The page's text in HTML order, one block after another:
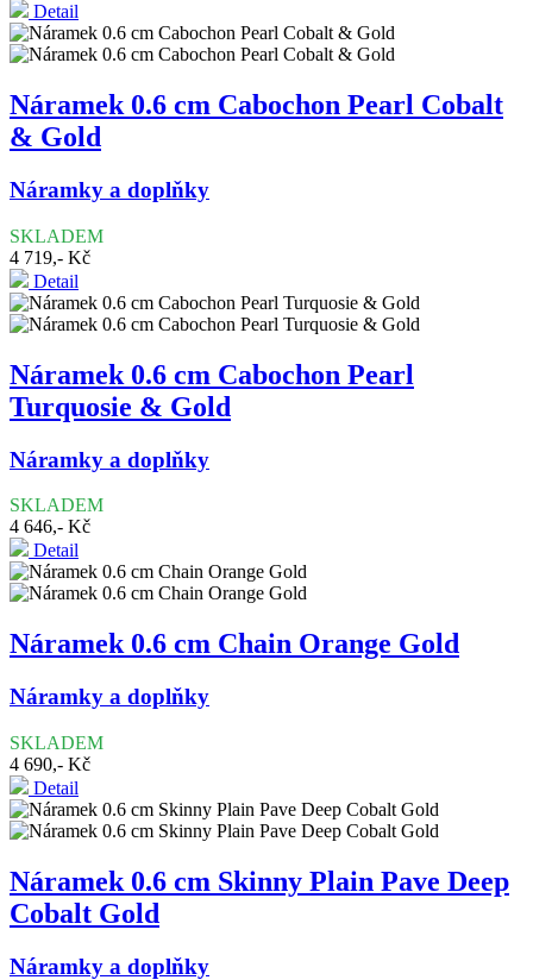
Detail
Náramek 0.6 cm Cabochon Pearl Cobalt
& Gold
Náramky a doplňky
SKLADEM
4 719,- Kč
Detail
Náramek 0.6 cm Cabochon Pearl
Turquosie & Gold
Náramky a doplňky
SKLADEM
4 646,- Kč
Detail
Náramek 0.6 cm Chain Orange Gold
Náramky a doplňky
SKLADEM
4 690,- Kč
Detail
Náramek 0.6 cm Skinny Plain Pave Deep
Cobalt Gold
Náramky a doplňky